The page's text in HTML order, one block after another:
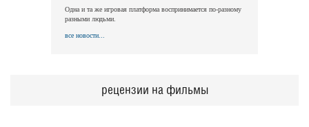
Одна и та же игровая платформа воспринимается по-разному
разными людьми.
все новости...
рецензии на фильмы